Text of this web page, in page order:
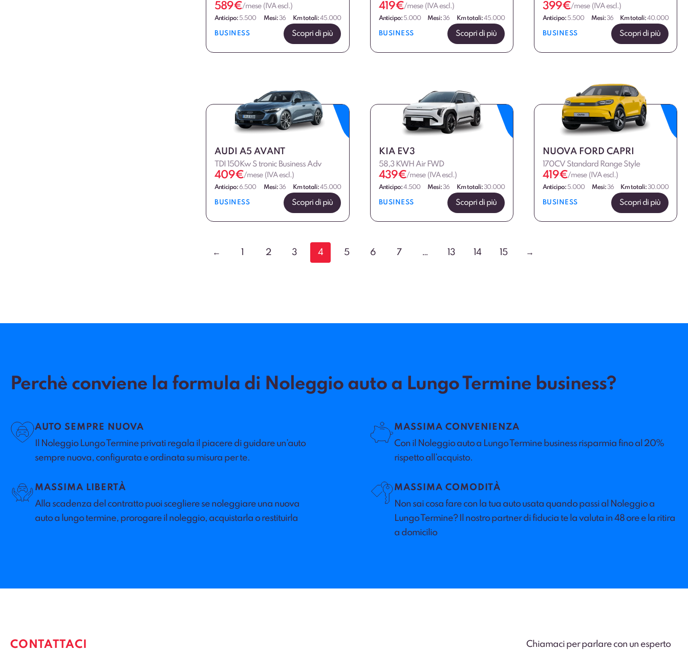
589€/mese (IVA escl.)
Anticipo: 5.500 Mesi:36 Km totali:45.000
BUSINESS Scopri di più
419€/mese (IVA escl.)
Anticipo:5.000 Mesi:36 Km totali:45.000
BUSINESS Scopri di più
399€/mese (IVA escl.)
Anticipo:5.500 Mesi:36 Km totali:40.000
BUSINESS Scopri di più
AUDI A5 AVANT
TDI 150Kw S tronic Business Adv
409€/mese (IVA escl.)
Anticipo:6.500 Mesi:36 Km totali:45.000
BUSINESS Scopri di più
KIA EV3
58,3 KWH Air FWD
439€/mese (IVA escl.)
Anticipo:4.500 Mesi:36 Km totali:30.000
BUSINESS Scopri di più
NUOVA FORD CAPRI
170CV Standard Range Style
419€/mese (IVA escl.)
Anticipo:5.000 Mesi:36 Km totali:30.000
BUSINESS Scopri di più
← 1 2 3 4 5 6 7 … 13 14 15 →
Perchè conviene la formula di Noleggio auto a Lungo Termine business?
AUTO SEMPRE NUOVA
Il Noleggio Lungo Termine privati regala il piacere di guidare un’auto
sempre nuova, configurata e ordinata su misura per te.
MASSIMA CONVENIENZA
Con il Noleggio auto a Lungo Termine business risparmia fino al 20%
rispetto all’acquisto.
MASSIMA LIBERTÀ
Alla scadenza del contratto puoi scegliere se noleggiare una nuova
auto a lungo termine, prorogare il noleggio, acquistarla o restituirla
MASSIMA COMODITÀ
Non sai cosa fare con la tua auto usata quando passi al Noleggio a
Lungo Termine? Il nostro partner di fiducia te la valuta in 48 ore e la ritira
a domicilio
CONTATTACI Chiamaci per parlare con un esperto